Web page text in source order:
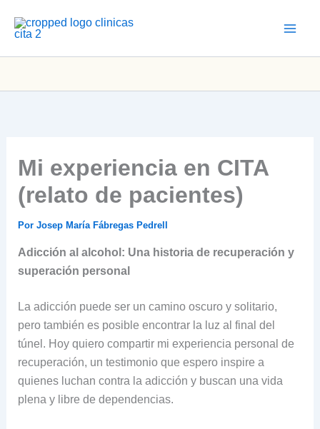
Mi experiencia en CITA
(relato de pacientes)
Por Josep María Fábregas Pedrell
Adicción al alcohol: Una historia de recuperación y
superación personal
La adicción puede ser un camino oscuro y solitario,
pero también es posible encontrar la luz al final del
túnel. Hoy quiero compartir mi experiencia personal de
recuperación, un testimonio que espero inspire a
quienes luchan contra la adicción y buscan una vida
plena y libre de dependencias.